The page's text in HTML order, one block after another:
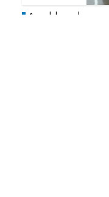
Auckland